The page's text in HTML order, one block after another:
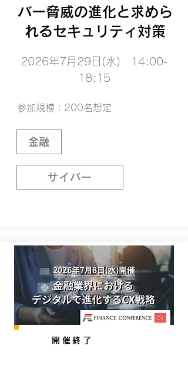
バー脅威の進化と求めら
れるセキュリティ対策
2026年7月29日(水) 14:00-
18:15
参加規模：200名想定
金融
サイバー
開催終了